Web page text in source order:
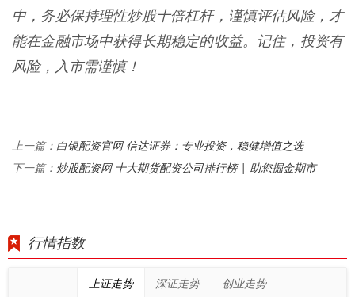
中，务必保持理性炒股十倍杠杆，谨慎评估风险，才
能在金融市场中获得长期稳定的收益。记住，投资有
风险，入市需谨慎！
上一篇： 白银配资官网 信达证券：专业投资，稳健增值之选
下一篇： 炒股配资网 十大期货配资公司排行榜 | 助您掘金期市
行情指数
上证走势 深证走势 创业走势